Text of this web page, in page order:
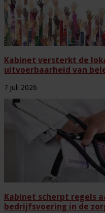
Kabinet versterkt de
uitvoerbaarheid van
7 juli 2026
Kabinet scherpt regels
bedrijfsvoering in de